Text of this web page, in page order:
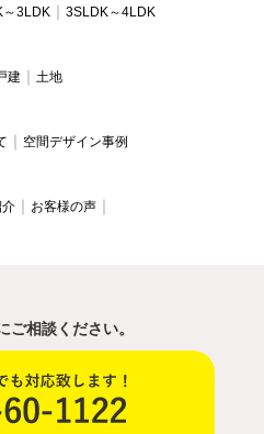
～3LDK 3SLDK～4LDK
建 土地
空間デザイン事例
お客様の声
ご相談ください。